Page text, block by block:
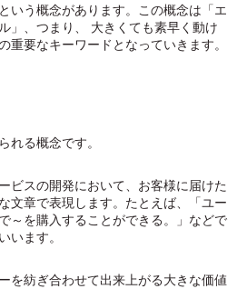
いう概念があります。この概念は「エ
」、つまり、 大きくても素早く動け
重要なキーワードとなっていきます。
れる概念です。
ビスの開発において、お客様に届けた
文章で表現します。たとえば、「ユー
～を購入することができる。」などで
います。
を紡ぎ合わせて出来上がる大きな価値